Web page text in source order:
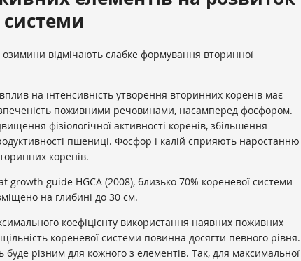
системи
озимини відмічають слабке формування вторинної
на інтенсивність утворення вторинних коренів має
поживними речовинами, насамперед фосфором.
фізіологічної активності коренів, збільшення
пшениці. Фосфор і калій сприяють наростанню
коренів.
growth guide HGCA (2008), близько 70% кореневої системи
на глибині до 30 см.
коефіцієнту використання наявних поживних
кореневої системи повинна досягти певного рівня.
різним для кожного з елементів. Так, для максимальної